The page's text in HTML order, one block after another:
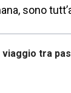
sono
tra